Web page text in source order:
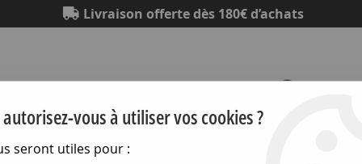
Livraison offerte dès 180€ d’achats
vous à utiliser vos cookies ?
seront utiles pour :